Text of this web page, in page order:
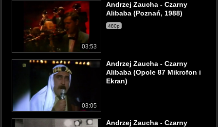
03:53
Andrzej Zaucha - Czarny
Alibaba (Poznań, 1988)
480p
03:05
Andrzej Zaucha - Czarny
Alibaba (Opole 87 Mikrofon i
Ekran)
Andrzej Zaucha - Czarny